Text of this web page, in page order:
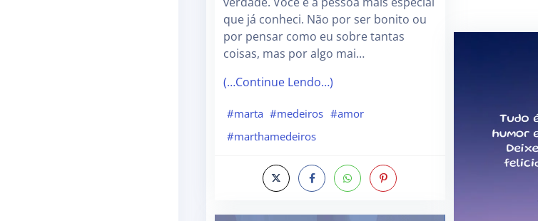
que já conheci. Não por ser bonito ou
por pensar como eu sobre tantas
coisas, mas por algo mai…
(…Continue Lendo…)
#marta #medeiros #amor
#marthamedeiros